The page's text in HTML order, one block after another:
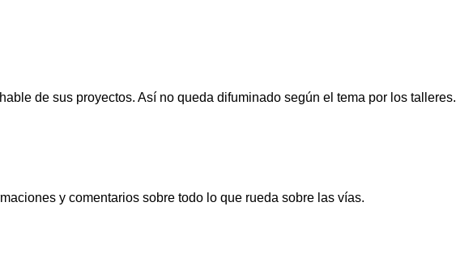
de sus proyectos. Así no queda difuminado según el tema por los talleres.
y comentarios sobre todo lo que rueda sobre las vías.